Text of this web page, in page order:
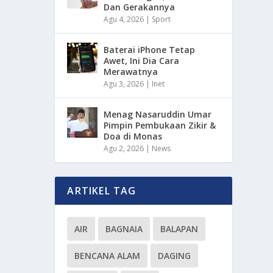
Dan Gerakannya
Agu 4, 2026 | Sport
Baterai iPhone Tetap
Awet, Ini Dia Cara
Merawatnya
Agu 3, 2026 | Inet
Menag Nasaruddin Umar
Pimpin Pembukaan Zikir &
Doa di Monas
Agu 2, 2026 | News
ARTIKEL TAG
AIR BAGNAIA BALAPAN
BENCANA ALAM DAGING